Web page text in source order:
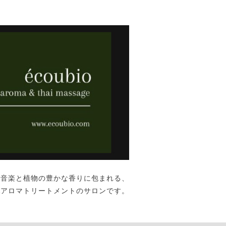
楽と植物の豊かな香りに包まれる、
ロマトリートメントのサロンです。